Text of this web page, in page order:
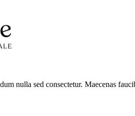
nulla sed consectetur. Maecenas